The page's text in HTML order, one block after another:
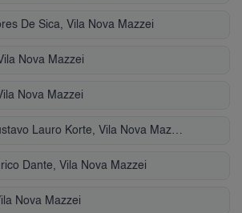
De Sica, Vila Nova Mazzei
Nova Mazzei
Nova Mazzei
Rua Capitao Gustavo Lauro Korte, Vila Nova Mazzei
Dante, Vila Nova Mazzei
Nova Mazzei